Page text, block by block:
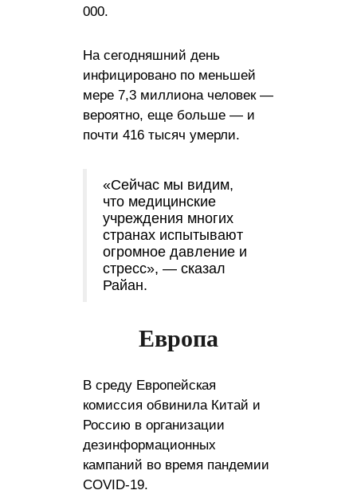
000.
На сегодняшний день
инфицировано по меньшей
мере 7,3 миллиона человек —
вероятно, еще больше — и
почти 416 тысяч умерли.
«Сейчас мы видим,
что медицинские
учреждения многих
странах испытывают
огромное давление и
стресс», — сказал
Райан.
Европа
В среду Европейская
комиссия обвинила Китай и
Россию в организации
дезинформационных
кампаний во время пандемии
COVID-19.